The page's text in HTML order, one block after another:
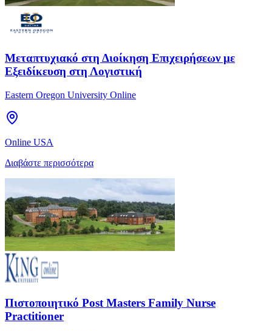
Μεταπτυχιακό στη Διοίκηση Επιχειρήσεων με
Εξειδίκευση στη Λογιστική
Eastern Oregon University Online
Online USA
Διαβάστε περισσότερα
Πιστοποιητικό Post Masters Family Nurse
Practitioner